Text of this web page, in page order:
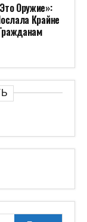
Оружие»:
Крайне